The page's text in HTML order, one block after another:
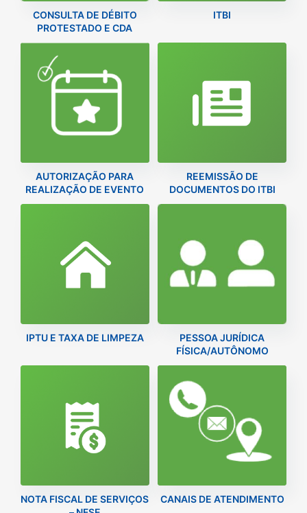
CONSULTA DE DÉBITO
PROTESTADO E CDA
ITBI
AUTORIZAÇÃO PARA
REALIZAÇÃO DE EVENTO
REEMISSÃO DE
DOCUMENTOS DO ITBI
IPTU E TAXA DE LIMPEZA
PESSOA JURÍDICA
FÍSICA/AUTÔNOMO
NOTA FISCAL DE SERVIÇOS
CANAIS DE ATENDIMENTO